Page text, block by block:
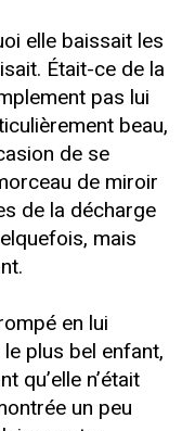
elle baissait les
Était-ce de la
pas lui
beau,
de se
de miroir
de la décharge
mais
en lui
plus bel enfant,
qu’elle n’était
un peu